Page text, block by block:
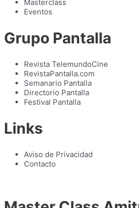
Masterclass
Eventos
Grupo Pantalla
Revista TelemundoCine
RevistaPantalla.com
Semanario Pantalla
Directorio Pantalla
Festival Pantalla
Links
Aviso de Privacidad
Contacto